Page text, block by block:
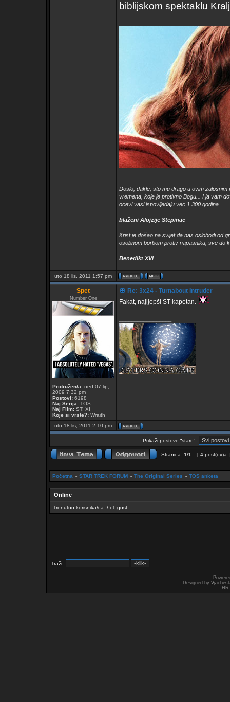
biblijskom spektaklu
Doslo, dakle, sto mu drago u ovim
vremena, koje je protivno Bogu... I ja vam
ocevi vasi ispovijedaju vec 1.300 godina.
blaženi Alojzije Stepinac
Krist je došao na svijet da nas oslobodi od
osobnom borbom protiv napasnika, sve do
Benedikt XVI
uto 18 lis, 2011 1:57 pm
Spet
Number One
Pridružen/a: ned 07 lip,
2009 7:32 pm
Postovi: 6198
Naj Serija: TOS
Naj Film: ST: XI
Koje si vrste?: Wraith
Re: 3x24 - Turnabout Intruder
Fakat, najljepši ST kapetan.
uto 18 lis, 2011 2:10 pm
Prikaži postove “stare”:
Stranica: 1/1 [ 4 post(ov)a
Početna » STAR TREK FORUM » The Original Series » TOS anketa
Online
Trenutno korisnika/ca: / i 1 gost.
Traži:
Designed by